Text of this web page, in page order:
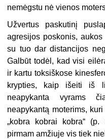
nemėgstu nė vienos
Užvertus paskutinį
agresijos poskonis,
su tuo dar distancijos
Galbūt todėl, kad visi
ir kartu toksiškose
krypties, kaip išeiti iš
neapykanta vyrams
neapykantą moterims,
„kobra kobrai kobra“
pirmam amžiuje vis tiek